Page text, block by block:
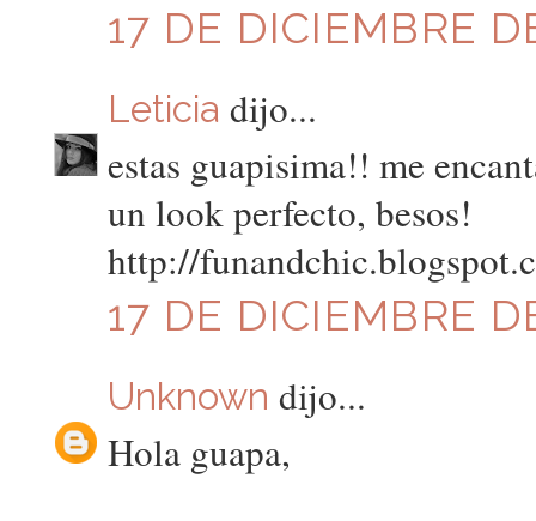
17 DE DICIEMBRE
Leticia dijo...
estas guapisima!! me
un look perfecto, besos!
http://
17 DE DICIEMBRE
Unknown dijo...
Hola guapa,